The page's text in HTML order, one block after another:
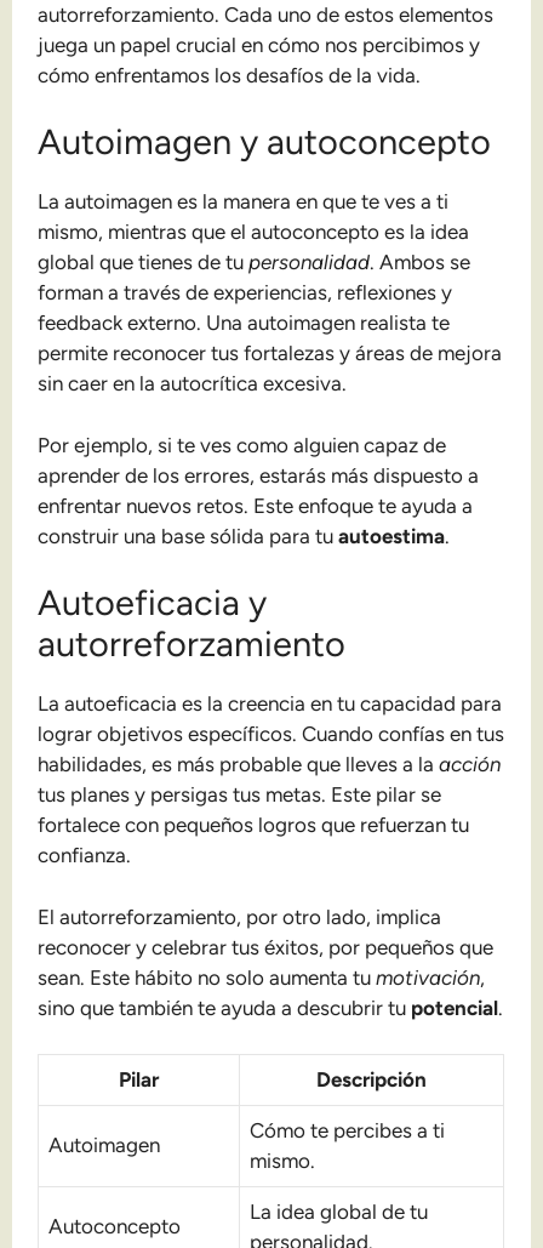
autorreforzamiento. Cada uno de estos elementos
juega un papel crucial en cómo nos percibimos y
cómo enfrentamos los desafíos de la vida.
Autoimagen y autoconcepto
La autoimagen es la manera en que te ves a ti
mismo, mientras que el autoconcepto es la idea
global que tienes de tupersonalidad. Ambos se
forman a través de experiencias, reflexiones y
feedback externo. Una autoimagen realista te
permite reconocer tus fortalezas y áreas de mejora
sin caer en la autocrítica excesiva.
Por ejemplo, si te ves como alguien capaz de
aprender de los errores, estarás más dispuesto a
enfrentar nuevos retos. Este enfoque te ayuda a
construir una base sólida para tuautoestima.
Autoeficacia y
autorreforzamiento
La autoeficacia es la creencia en tu capacidad para
lograr objetivos específicos. Cuando confías en tus
habilidades, es más probable que lleves a laacción
tus planes y persigas tus metas. Este pilar se
fortalece con pequeños logros que refuerzan tu
confianza.
El autorreforzamiento, por otro lado, implica
reconocer y celebrar tus éxitos, por pequeños que
sean. Este hábito no solo aumenta tumotivación,
sino que también te ayuda a descubrir tu potencial.
Pilar Descripción
Autoimagen
Cómo te percibes a ti
mismo.
Autoconcepto
La idea global de tu
personalidad.